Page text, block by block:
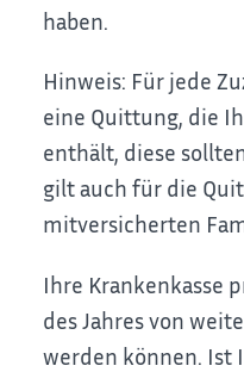
haben.
Hinweis: Für jede
eine Quittung, die
enthält, diese
gilt auch für die
mitversicherten
Ihre Krankenkasse
des Jahres von
werden können. Ist